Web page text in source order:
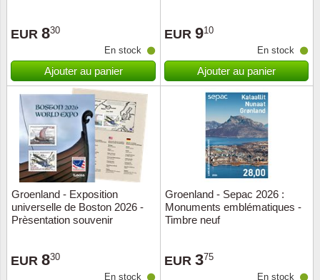
EUR 830
En stock
Ajouter au panier
EUR 910
En stock
Ajouter au panier
Groenland - Exposition
universelle de Boston 2026 -
Prèsentation souvenir
EUR 830
En stock
Groenland - Sepac 2026 :
Monuments emblématiques -
Timbre neuf
EUR 375
En stock
Malte
Pays